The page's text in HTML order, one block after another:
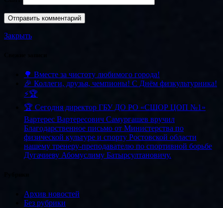
Закрыть
🌳 Вместе за чистоту любимого города!
🎉 Коллеги, друзья, чемпионы! С Днём физкультурника!
⚡️🏆
🏆 Сегодня директор ГБУ ДО РО «СШОР ЦОП №1»
Вартерес Вартересович Самургашев вручил
Благодарственное письмо от Министерства по
физической культуре и спорту Ростовской области
нашему тренеру-преподавателю по спортивной борьбе
Дугачиеву Абомуслиму Батырсултановичу.
Архив новостей
Без рубрики